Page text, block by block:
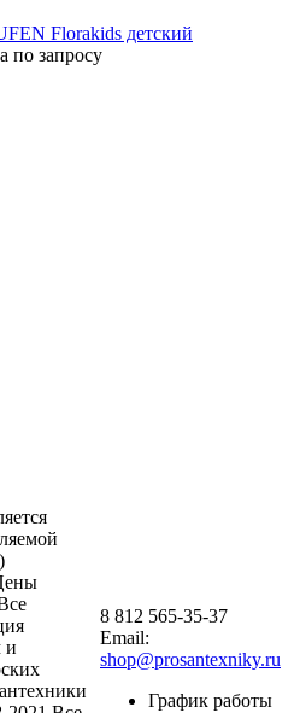
Florakids детский
по запросу
и
8 812 565-35-37
Email:
shop@prosantexniky.ru
График работы